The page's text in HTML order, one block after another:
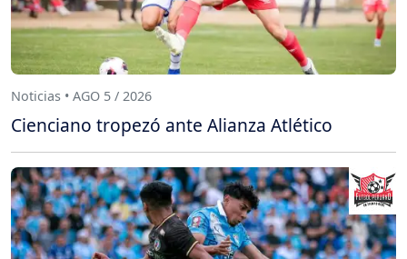
Noticias • AGO 5 / 2026
Cienciano tropezó ante Alianza Atlético